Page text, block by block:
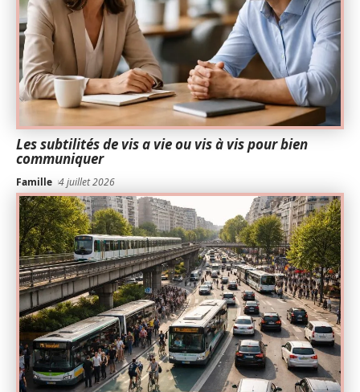
Les subtilités de vis a vie ou vis à vis pour bien
communiquer
Famille 4 juillet 2026